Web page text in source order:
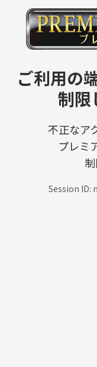
ご利用の
制限
不正なア
プレミ
Session ID: